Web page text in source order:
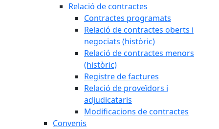
Relació de contractes
Contractes programats
Relació de contractes oberts i
negociats (històric)
Relació de contractes menors
(històric)
Registre de factures
Relació de proveïdors i
adjudicataris
Modificacions de contractes
Convenis